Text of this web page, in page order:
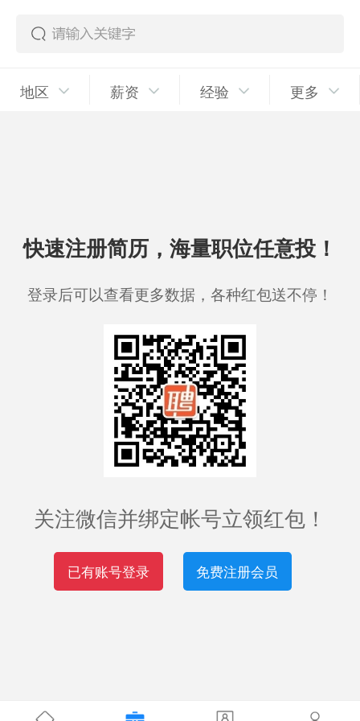
地区 薪资 经验 更多
快速注册简历，海量职位任意投！
登录后可以查看更多数据，各种红包送不停！
关注微信并绑定帐号立领红包！
已有账号登录 免费注册会员